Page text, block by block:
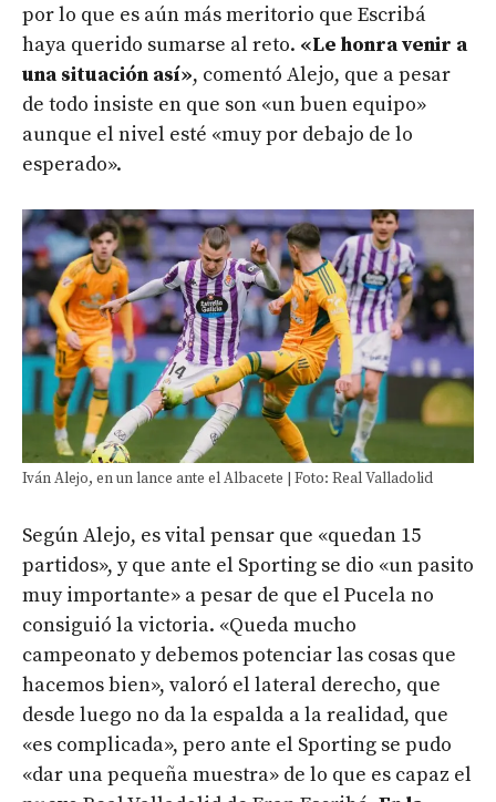
por lo que es aún más meritorio que Escribá
haya querido sumarse al reto. «Le honra venir a
una situación así», comentó Alejo, que a pesar
de todo insiste en que son «un buen equipo»
aunque el nivel esté «muy por debajo de lo
esperado».
Iván Alejo, en un lance ante el Albacete | Foto: Real Valladolid
Según Alejo, es vital pensar que «quedan 15
partidos», y que ante el Sporting se dio «un pasito
muy importante» a pesar de que el Pucela no
consiguió la victoria. «Queda mucho
campeonato y debemos potenciar las cosas que
hacemos bien», valoró el lateral derecho, que
desde luego no da la espalda a la realidad, que
«es complicada», pero ante el Sporting se pudo
«dar una pequeña muestra» de lo que es capaz el